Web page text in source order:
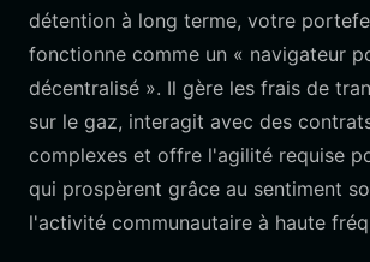
détention à long terme, votre
fonctionne comme un « navigateur
décentralisé ». Il gère les frais de
sur le gaz, interagit avec des
complexes et offre l'agilité requise
qui prospèrent grâce au sentiment
l'activité communautaire à haute